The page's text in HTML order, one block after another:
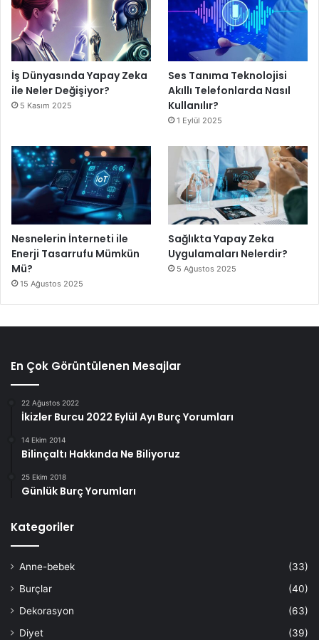
İş Dünyasında Yapay Zeka
ile Neler Değişiyor?
5 Kasım 2025
Ses Tanıma Teknolojisi
Akıllı Telefonlarda Nasıl
Kullanılır?
1 Eylül 2025
Nesnelerin İnterneti ile
Enerji Tasarrufu Mümkün
Mü?
15 Ağustos 2025
Sağlıkta Yapay Zeka
Uygulamaları Nelerdir?
5 Ağustos 2025
En Çok Görüntülenen Mesajlar
22 Ağustos 2022
İkizler Burcu 2022 Eylül Ayı Burç Yorumları
14 Ekim 2014
Bilinçaltı Hakkında Ne Biliyoruz
25 Ekim 2018
Günlük Burç Yorumları
Kategoriler
Anne-bebek
(33)
Burçlar
(40)
Dekorasyon
(63)
Diyet
(39)